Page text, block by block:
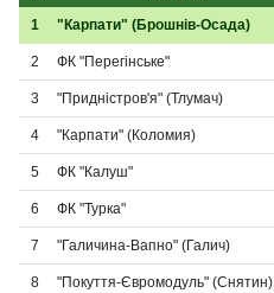
1 "Карпати" (Брошнів-Осада)
2 ФК "Перегінське"
3 "Придністров'я" (Тлумач)
4 "Карпати" (Коломия)
5 ФК "Калуш"
6 ФК "Турка"
7 "Галичина-Вапно" (Галич)
8 "Покуття-Євромодуль" (Снятин)